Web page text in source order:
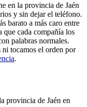
en la provincia de Jaén
y sin dejar el teléfono.
barato a más caro entre
que cada compañía los
palabras normales.
ni tocamos el orden por
.
provincia de Jaén en